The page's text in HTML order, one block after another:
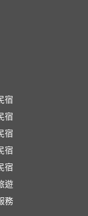
宿
宿
宿
宿
宿
遊
務